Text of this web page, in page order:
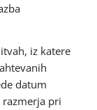
iz katere
datum
pri